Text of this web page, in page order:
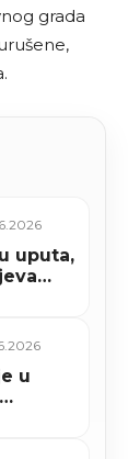
grada
uputa,
u